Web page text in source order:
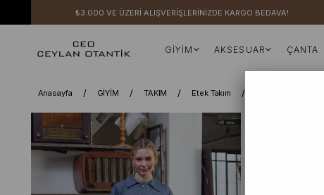
₺3.000 VE ÜZERİ ALIŞVERİŞLERİNİZDE KARGO BEDAVA!
GİYİM AKSESUAR ÇANTA
Anasayfa GİYİM TAKIM Etek Takım